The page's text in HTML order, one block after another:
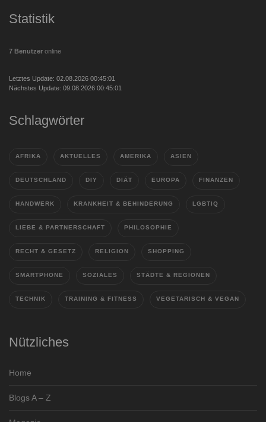
Statistik
7 Benutzer online
Letztes Update: 02.08.2026 00:45:01
Nächstes Update: 09.08.2026 00:45:01
Schlagwörter
AFRIKA AKTUELLES AMERIKA ASIEN
DEUTSCHLAND DIY DIÄT EUROPA FINANZEN
HANDWERK KRANKHEIT & BEHINDERUNG LGBTIQ
LIEBE & PARTNERSCHAFT PHILOSOPHIE
RECHT & GESETZ RELIGION SHOPPING
SMARTPHONE SOZIALES STÄDTE & REGIONEN
TECHNIK TRAINING & FITNESS VEGETARISCH & VEGAN
Nützliches
Home
Blogs A – Z